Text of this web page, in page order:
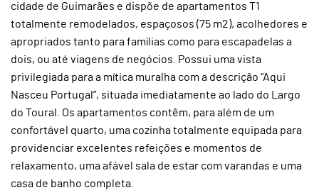
cidade de Guimarães e dispõe de apartamentos T1
totalmente remodelados, espaçosos (75 m2), acolhedores e
apropriados tanto para famílias como para escapadelas a
dois, ou até viagens de negócios. Possui uma vista
privilegiada para a mítica muralha com a descrição “Aqui
Nasceu Portugal”, situada imediatamente ao lado do Largo
do Toural. Os apartamentos contêm, para além de um
confortável quarto, uma cozinha totalmente equipada para
providenciar excelentes refeições e momentos de
relaxamento, uma afável sala de estar com varandas e uma
casa de banho completa.